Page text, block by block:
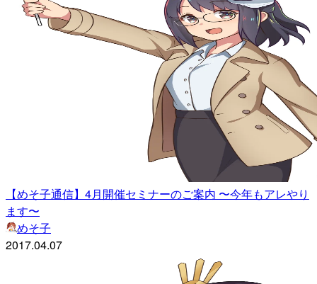
【めそ子通信】4月開催セミナーのご案内 〜今年もアレやり
ます〜
めそ子
2017.04.07